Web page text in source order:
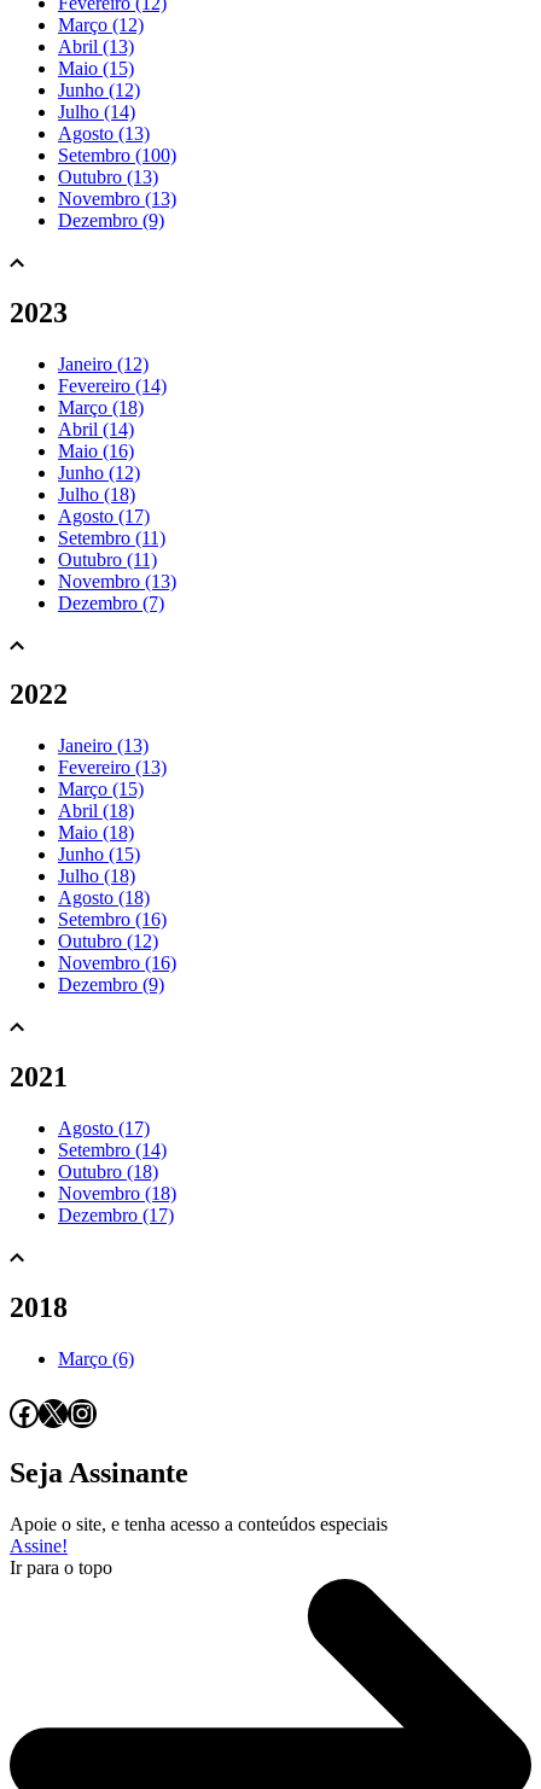
Março (12)
Abril (13)
Maio (15)
Junho (12)
Julho (14)
Agosto (13)
Setembro (100)
Outubro (13)
Novembro (13)
Dezembro (9)
2023
Janeiro (12)
Fevereiro (14)
Março (18)
Abril (14)
Maio (16)
Junho (12)
Julho (18)
Agosto (17)
Setembro (11)
Outubro (11)
Novembro (13)
Dezembro (7)
2022
Janeiro (13)
Fevereiro (13)
Março (15)
Abril (18)
Maio (18)
Junho (15)
Julho (18)
Agosto (18)
Setembro (16)
Outubro (12)
Novembro (16)
Dezembro (9)
2021
Agosto (17)
Setembro (14)
Outubro (18)
Novembro (18)
Dezembro (17)
2018
Março (6)
Facebook
X Instagram
Seja Assinante
Apoie o site, e tenha acesso a conteúdos especiais
Assine!
Ir para o topo